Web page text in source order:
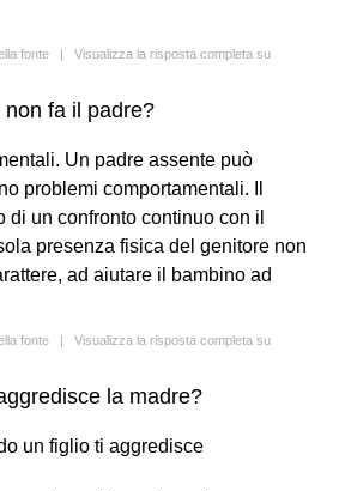
fonte | Visualizza la risposta completa su
fa il padre?
Un padre assente può
problemi comportamentali. Il
di un confronto continuo con il
presenza fisica del genitore non
ad aiutare il bambino ad
fonte | Visualizza la risposta completa su
la madre?
un figlio ti aggredisce